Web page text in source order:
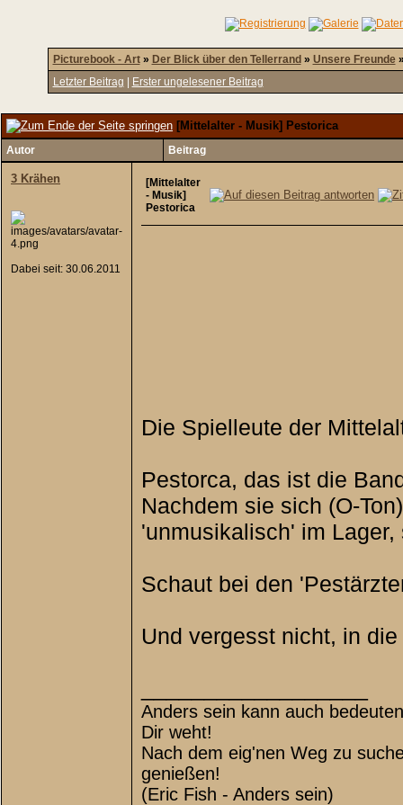
Picturebook - Art» Der Blick über den Tellerrand » Unsere Freunde
Letzter Beitrag
Erster ungelesener Beitrag
[Mittelalter - Musik] Pestorica
Autor Beitrag
3 Krähen
Dabei seit: 30.06.2011
[Mittelalter
- Musik]
Pestorica
Die Spielleute der
Pestorca, das ist die
Nachdem sie sich (O-
'unmusikalisch' im
Schaut bei den
Und vergesst nicht, in die
Anders sein kann auch
Dir weht!
Nach dem eig'nen Weg zu
genießen!
(Eric Fish - Anders sein)